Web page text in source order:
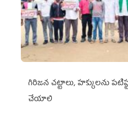
గిరిజన చట్టాలు, హక్కులను
చేయాలి